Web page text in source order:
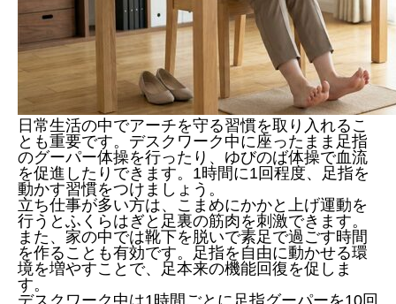
日常生活の中でアーチを守る習慣を取り入れるこ
とも重要です。デスクワーク中に座ったまま足指
のグーパー体操を行ったり、ゆびのば体操で血流
を促進したりできます。1時間に1回程度、足指を
動かす習慣をつけましょう。
立ち仕事が多い方は、こまめにかかと上げ運動を
行うとふくらはぎと足裏の筋肉を刺激できます。
また、家の中では靴下を脱いで素足で過ごす時間
を作ることも有効です。足指を自由に動かせる環
境を増やすことで、足本来の機能回復を促しま
す。
デスクワーク中は1時間ごとに足指グーパーを10回